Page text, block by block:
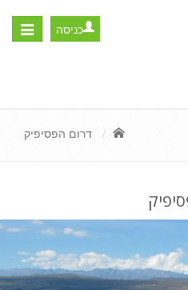
Toggle
כניסה
דרום הפסיפיק